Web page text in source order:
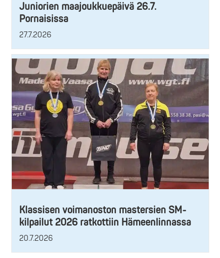
Juniorien maajoukkuepäivä 26.7.
Pornaisissa
27.7.2026
Klassisen voimanoston mastersien SM-
kilpailut 2026 ratkottiin Hämeenlinnassa
20.7.2026